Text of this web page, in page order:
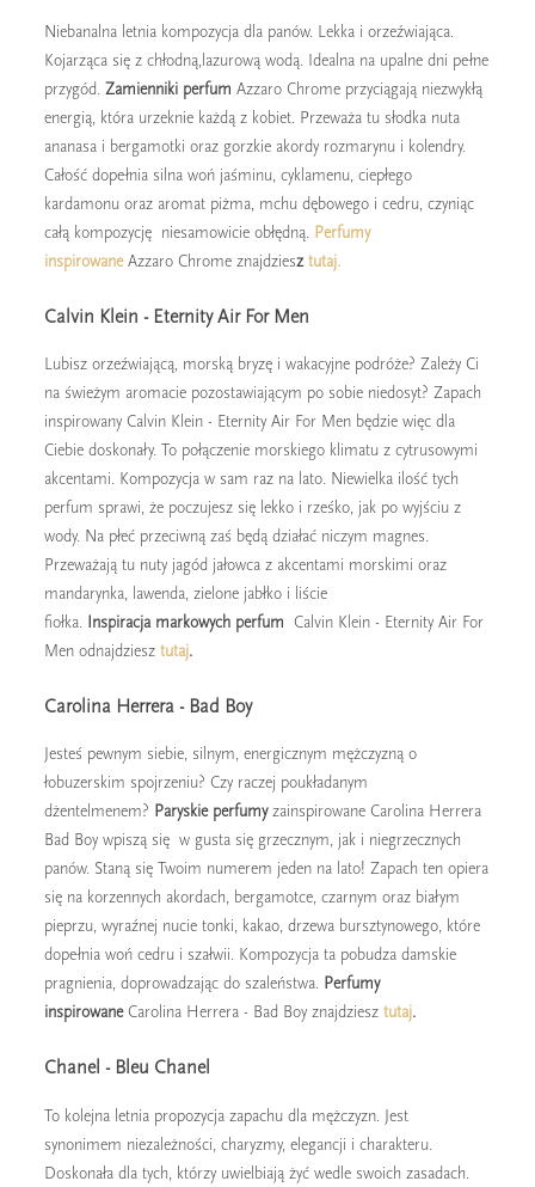
Niebanalna letnia kompozycja dla panów. Lekka i orzeźwiająca.
Kojarząca się z chłodną,lazurową wodą. Idealna na upalne dni pełne
przygód. Zamienniki perfum Azzaro Chrome przyciągają niezwykłą
energią, która urzeknie każdą z kobiet. Przeważa tu słodka nuta
ananasa i bergamotki oraz gorzkie akordy rozmarynu i kolendry.
Całość dopełnia silna woń jaśminu, cyklamenu, ciepłego
kardamonu oraz aromat piżma, mchu dębowego i cedru, czyniąc
całą kompozycję niesamowicie obłędną. Perfumy
inspirowane Azzaro Chrome znajdziesztutaj.
Calvin Klein - Eternity Air For Men
Lubisz orzeźwiającą, morską bryzę i wakacyjne podróże? Zależy Ci
na świeżym aromacie pozostawiającym po sobie niedosyt? Zapach
inspirowany Calvin Klein - Eternity Air For Men będzie więc dla
Ciebie doskonały. To połączenie morskiego klimatu z cytrusowymi
akcentami. Kompozycja w sam raz na lato. Niewielka ilość tych
perfum sprawi, że poczujesz się lekko i rześko, jak po wyjściu z
wody. Na płeć przeciwną zaś będą działać niczym magnes.
Przeważają tu nuty jagód jałowca z akcentami morskimi oraz
mandarynka, lawenda, zielone jabłko i liście
fiołka. Inspiracja markowych perfum Calvin Klein - Eternity Air For
Men odnajdziesz tutaj.
Carolina Herrera - Bad Boy
Jesteś pewnym siebie, silnym, energicznym mężczyzną o
łobuzerskim spojrzeniu? Czy raczej poukładanym
dżentelmenem? Paryskie perfumyzainspirowane Carolina Herrera
Bad Boy wpiszą się w gusta się grzecznym, jak i niegrzecznych
panów. Staną się Twoim numerem jeden na lato! Zapach ten opiera
się na korzennych akordach, bergamotce, czarnym oraz białym
pieprzu, wyraźnej nucie tonki, kakao, drzewa bursztynowego, które
dopełnia woń cedru i szałwii. Kompozycja ta pobudza damskie
pragnienia, doprowadzając do szaleństwa. Perfumy
inspirowaneCarolina Herrera - Bad Boy znajdziesz tutaj.
Chanel - Bleu Chanel
To kolejna letnia propozycja zapachu dla mężczyzn. Jest
synonimem niezależności, charyzmy, elegancji i charakteru.
Doskonała dla tych, którzy uwielbiają żyć wedle swoich zasadach.